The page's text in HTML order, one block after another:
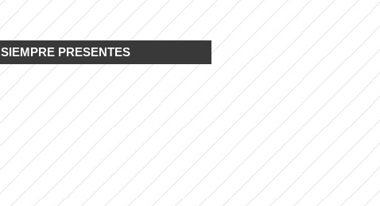
SIEMPRE PRESENTES